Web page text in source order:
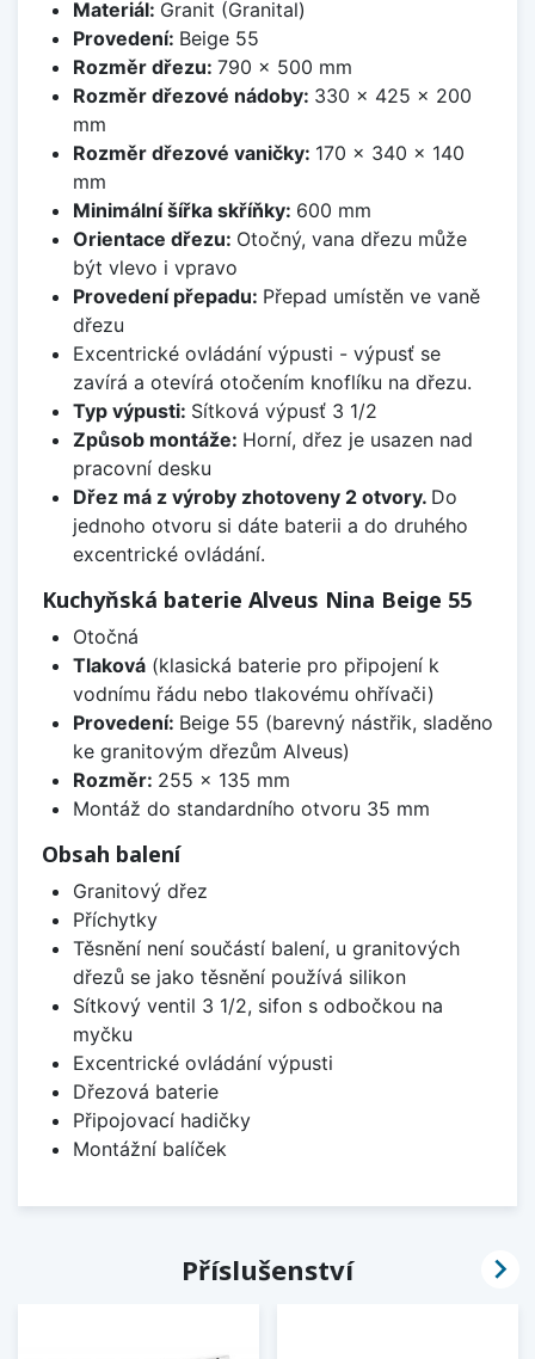
Materiál: Granit (Granital)
Provedení: Beige 55
Rozměr dřezu: 790 x 500 mm
Rozměr dřezové nádoby: 330 x 425 x 200
mm
Rozměr dřezové vaničky: 170 x 340 x 140
mm
Minimální šířka skříňky: 600 mm
Orientace dřezu: Otočný, vana dřezu může
být vlevo i vpravo
Provedení přepadu: Přepad umístěn ve vaně
dřezu
Excentrické ovládání výpusti - výpusť se
zavírá a otevírá otočením knoflíku na dřezu.
Typ výpusti: Sítková výpusť 3 1/2
Způsob montáže: Horní, dřez je usazen nad
pracovní desku
Dřez má z výroby zhotoveny 2 otvory. Do
jednoho otvoru si dáte baterii a do druhého
excentrické ovládání.
Kuchyňská baterie Alveus Nina Beige 55
Otočná
Tlaková(klasická baterie pro připojení k
vodnímu řádu nebo tlakovému ohřívači)
Provedení: Beige 55 (barevný nástřik, sladěno
ke granitovým dřezům Alveus)
Rozměr: 255 x 135 mm
Montáž do standardního otvoru 35 mm
Obsah balení
Granitový dřez
Příchytky
Těsnění není součástí balení, u granitových
dřezů se jako těsnění používá silikon
Sítkový ventil 3 1/2, sifon s odbočkou na
myčku
Excentrické ovládání výpusti
Dřezová baterie
Připojovací hadičky
Montážní balíček
Příslušenství 